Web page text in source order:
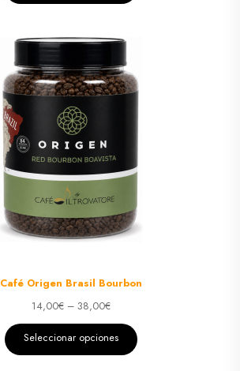
Café Origen Brasil Bourbon
14,00€ – 38,00€
Seleccionar opciones